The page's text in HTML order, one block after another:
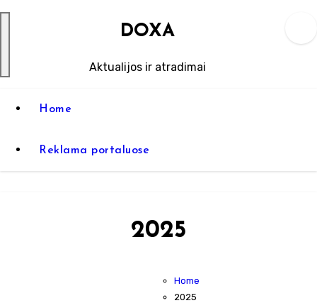
DOXA
Aktualijos ir atradimai
Home
Reklama portaluose
2025
Home
2025